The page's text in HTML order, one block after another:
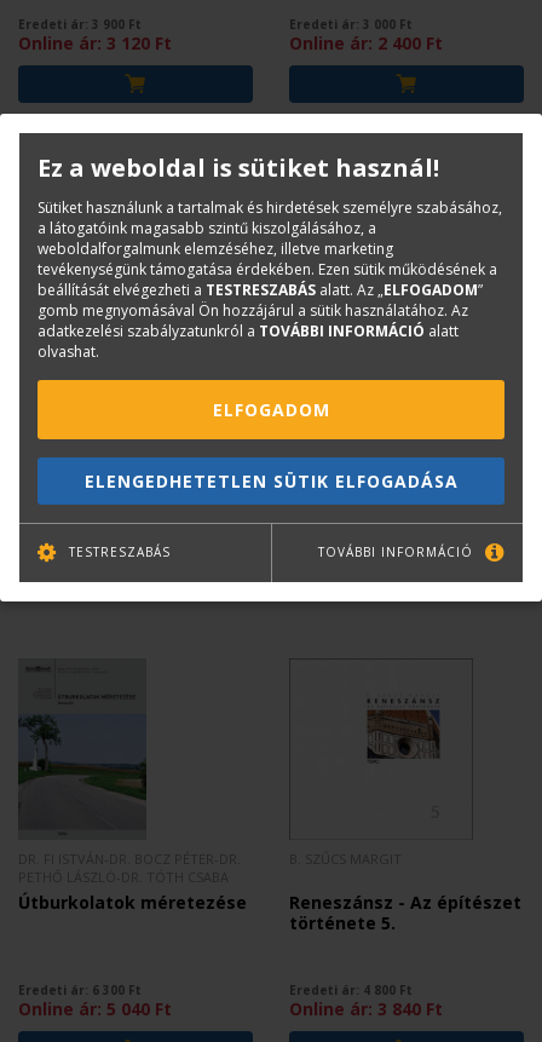
Eredeti ár: 3 900 Ft
Online ár: 3 120 Ft
Eredeti ár: 3 000 Ft
Online ár: 2 400 Ft
DR. SZABÓ LÁSZLÓNÉ-BALOGH
Fa- és acélszerkezetek I.
Példatár
Eredeti ár:3 500Ft
Online ár:2 800Ft
DR. FI ISTVÁN-DR. BOCZ PÉTER-
LAJOS-DR. MAKULA LÁSZLÓ-DR.
Úthálózatok méretezése
és tervezése
Eredeti ár:5 250Ft
Online ár:4 200Ft
Útburkolatok méretezése
Eredeti ár: 6 300 Ft
Online ár: 5 040 Ft
Reneszánsz - Az építészet
története 5.
Eredeti ár: 4 800 Ft
Online ár: 3 840 Ft
Ez a weboldal is sütiket használ!
Sütiket használunk a tartalmak és hirdetések személyre szabásához,
a látogatóink magasabb szintű kiszolgálásához, a
weboldalforgalmunk elemzéséhez, illetve marketing
tevékenységünk támogatása érdekében. Ezen sütik működésének a
beállítását elvégezheti a TESTRESZABÁS alatt. Az „ELFOGADOM”
gomb megnyomásával Ön hozzájárul a sütik használatához. Az
adatkezelési szabályzatunkról a TOVÁBBI INFORMÁCIÓ alatt
olvashat.
ELFOGADOM
ELENGEDHETETLEN SÜTIK ELFOGADÁSA
TESTRESZABÁS TOVÁBBI INFORMÁCIÓ